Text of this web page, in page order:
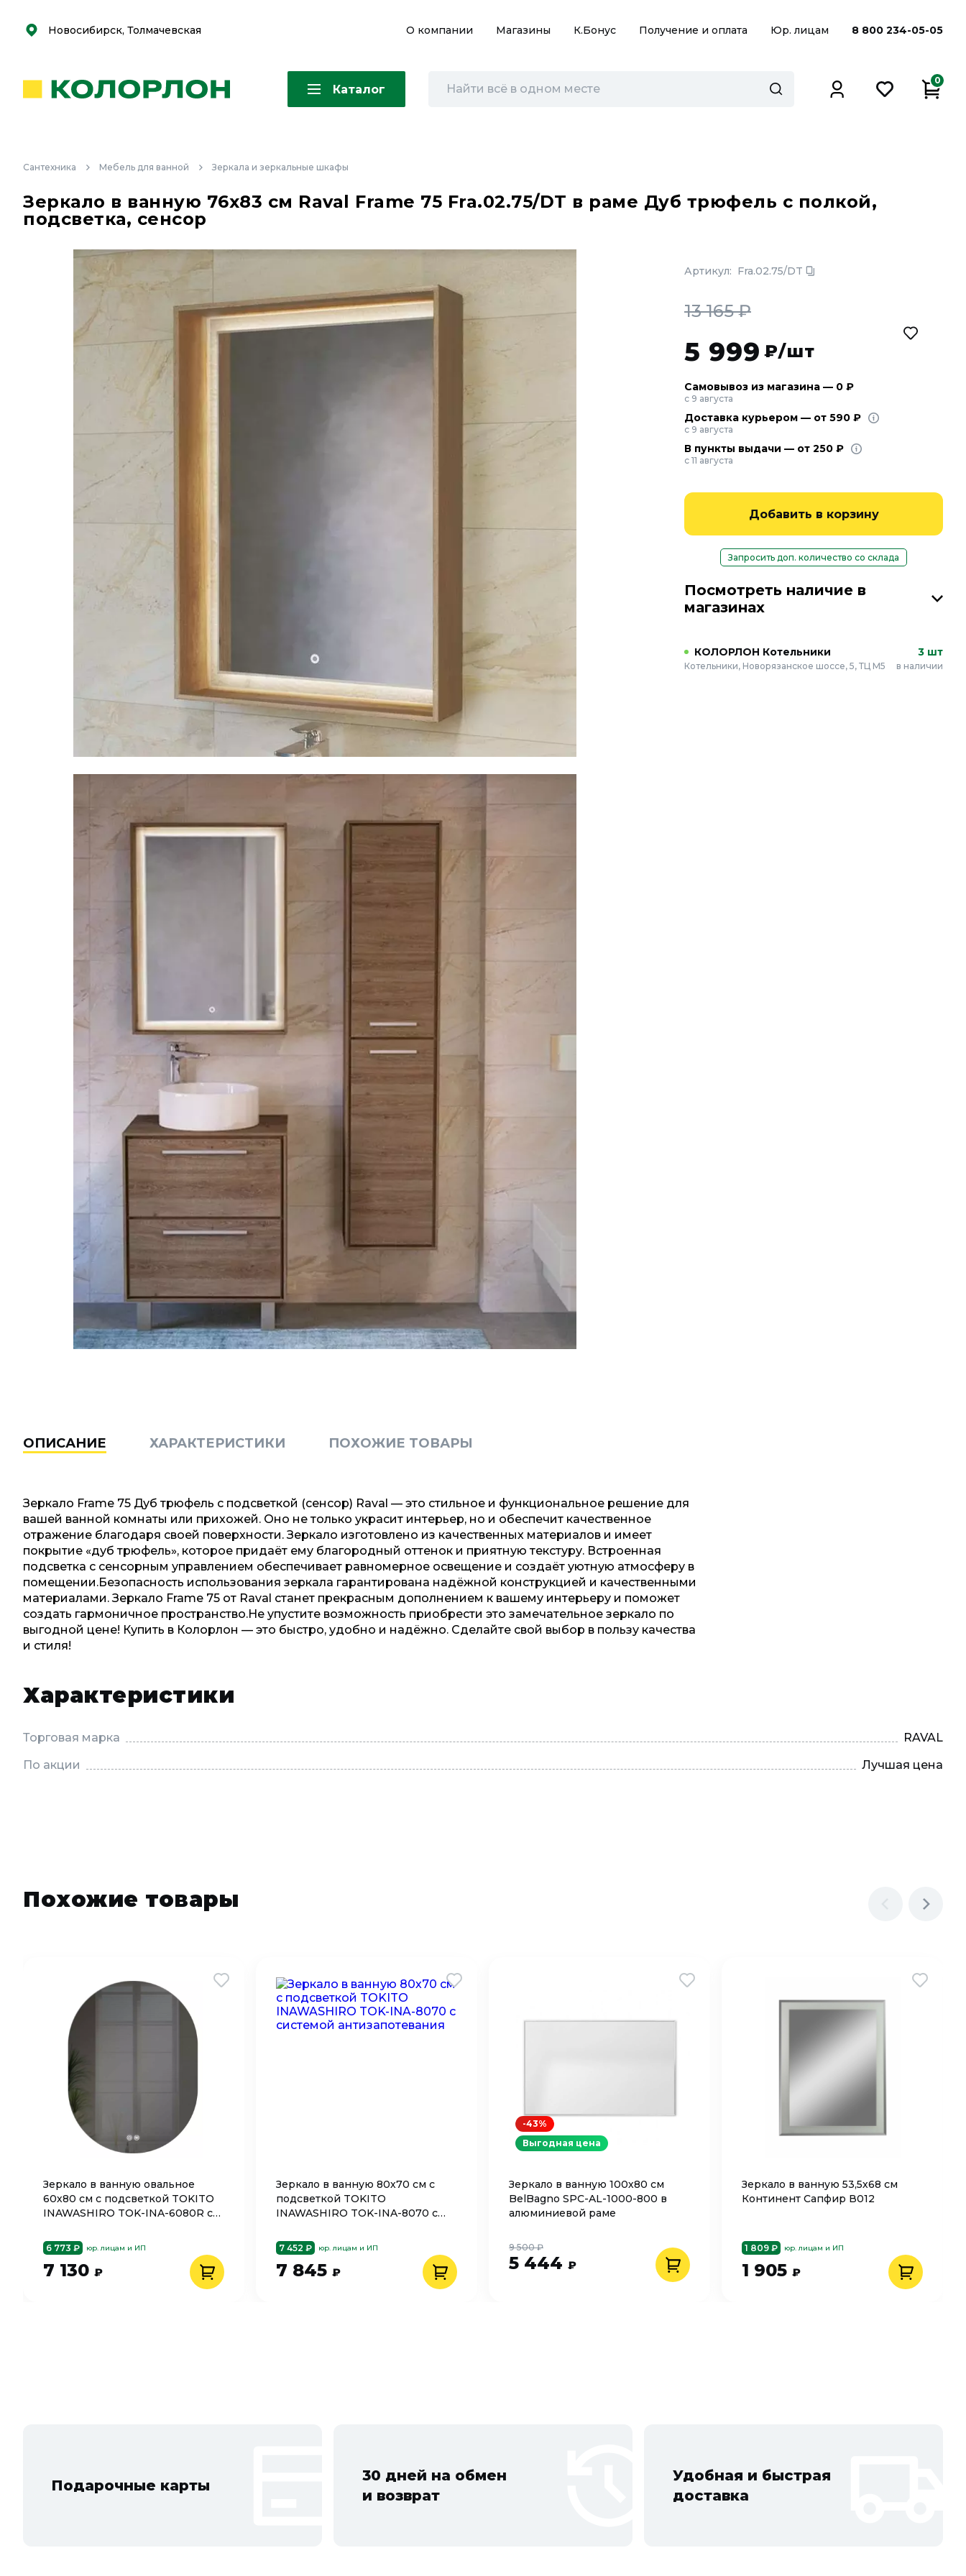
Скоро
Скоро
Новосибирск, Толмачевская О компании Магазины К.Бонус Получение и оплата Юр. лицам 8 800 234-05-05
Каталог
0
Сантехника Мебель для ванной Зеркала и зеркальные шкафы
Зеркало в ванную 76х83 см Raval Frame 75 Fra.02.75/DT в раме Дуб трюфель с полкой,
подсветка, сенсор
Артикул: Fra.02.75/DT
13 165₽
5 999 ₽/шт
Самовывоз из магазина — 0 ₽
с 9 августа
Доставка курьером — от 590 ₽
с 9 августа
В пункты выдачи — от 250 ₽
с 11 августа
Добавить в корзину
Запросить доп. количество со склада
Посмотреть наличие в
магазинах
КОЛОРЛОН Котельники
Котельники, Новорязанское шоссе, 5, ТЦ М5
3 шт
в наличии
ОПИСАНИЕ ХАРАКТЕРИСТИКИ ПОХОЖИЕ ТОВАРЫ
Зеркало Frame 75 Дуб трюфель с подсветкой (сенсор) Raval — это стильное и функциональное решение для
вашей ванной комнаты или прихожей. Оно не только украсит интерьер, но и обеспечит качественное
отражение благодаря своей поверхности. Зеркало изготовлено из качественных материалов и имеет
покрытие «дуб трюфель», которое придаёт ему благородный оттенок и приятную текстуру. Встроенная
подсветка с сенсорным управлением обеспечивает равномерное освещение и создаёт уютную атмосферу в
помещении.Безопасность использования зеркала гарантирована надёжной конструкцией и качественными
материалами. Зеркало Frame 75 от Raval станет прекрасным дополнением к вашему интерьеру и поможет
создать гармоничное пространство.Не упустите возможность приобрести это замечательное зеркало по
выгодной цене! Купить в Колорлон — это быстро, удобно и надёжно. Сделайте свой выбор в пользу качества
и стиля!
Характеристики
Торговая марка
RAVAL
По акции
Лучшая цена
Похожие товары
Зеркало в ванную овальное
60х80 см с подсветкой TOKITO
INAWASHIRO TOK-INA-6080R с
6 773 ₽ юр. лицам и ИП
7 130 ₽
Зеркало в ванную 80х70 см с
подсветкой TOKITO
INAWASHIRO TOK-INA-8070 с
7 452 ₽ юр. лицам и ИП
7 845 ₽
Зеркало в ванную 100х80 см
BelBagno SPC-AL-1000-800 в
алюминиевой раме
5 444 ₽
9 500 ₽
-43%
Выгодная цена
Зеркало в ванную 53,5х68 см
Континент Сапфир В012
1 809 ₽ юр. лицам и ИП
1 905 ₽
Подарочные карты
30 дней на обмен
и возврат
Удобная и быстрая
доставка